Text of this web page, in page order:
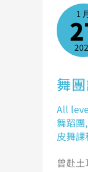
1
舞
All
舞蹈團,
皮舞課
曾赴
舞
團
訓
練
班